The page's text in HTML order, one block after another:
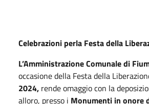
Celebrazioni perla Festa della
L’Amministrazione Comunale di
occasione della Festa della
2024, rende omaggio con la
alloro, presso i Monumenti in onore